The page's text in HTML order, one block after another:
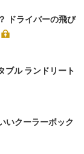
ドライバーの飛び
ブル ランドリート
いクーラーボック